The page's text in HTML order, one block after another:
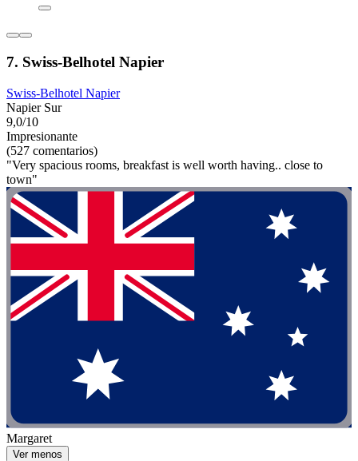
7. Swiss-Belhotel Napier
Swiss-Belhotel Napier
Napier Sur
9,0/10
Impresionante
(527 comentarios)
"Very spacious rooms, breakfast is well worth having.. close to
town"
Margaret
Ver menos